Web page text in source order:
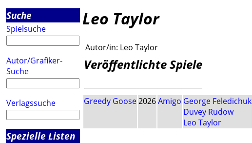
Suche
Spielsuche
Autor/Grafiker-
Suche
Verlagssuche
Spezielle Listen
Leo Taylor
Autor/in: Leo Taylor
Veröffentlichte Spiele
Greedy Goose2026Amigo George Feledichuk
Duvey Rudow
Leo Taylor